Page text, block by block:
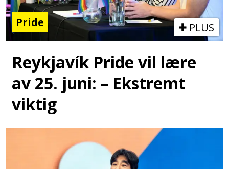
Pride PLUS
Reykjavík Pride vil lære
av 25. juni: – Ekstremt
viktig